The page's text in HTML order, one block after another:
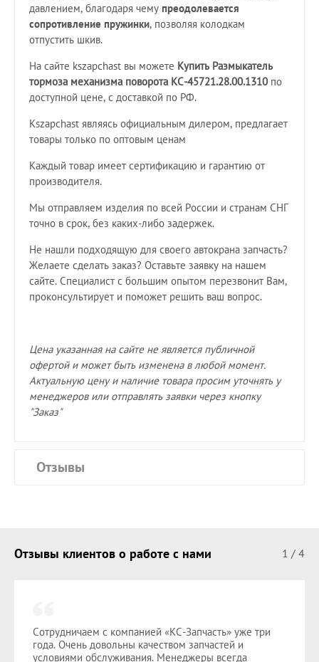
давлением, благодаря чему преодолевается
сопротивление пружинки, позволяя колодкам
отпустить шкив.
На сайте kszapchast вы можете Купить Размыкатель
тормоза механизма поворота КС-45721.28.00.1310 по
доступной цене, с доставкой по РФ.
Kszapchast являясь официальным дилером, предлагает
товары только по оптовым ценам
Каждый товар имеет сертификацию и гарантию от
производителя.
Мы отправляем изделия по всей России и странам СНГ
точно в срок, без каких-либо задержек.
Не нашли подходящую для своего автокрана запчасть?
Желаете сделать заказ? Оставьте заявку на нашем
сайте. Специалист с большим опытом перезвонит Вам,
проконсультирует и поможет решить ваш вопрос.
Цена указанная на сайте не является публичной
офертой и может быть изменена в любой момент.
Актуальную цену и наличие товара просим уточнять у
менеджеров или отправлять заявки через кнопку
"Заказ"
Отзывы
Отзывы клиентов о работе с нами 1 / 4
Сотрудничаем с компанией «КС-Запчасть» уже три
года. Очень довольны качеством запчастей и
условиями обслуживания. Менеджеры всегда